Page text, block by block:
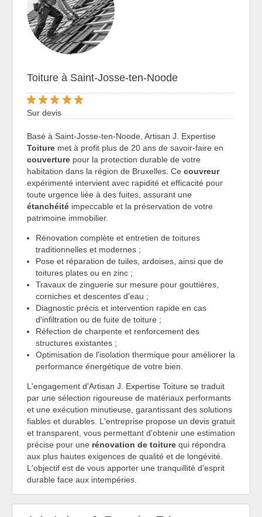
Toiture à Saint-Josse-ten-Noode
Sur devis
Basé à Saint-Josse-ten-Noode, Artisan J. Expertise
Toiture met à profit plus de 20 ans de savoir-faire en
couverture pour la protection durable de votre
habitation dans la région de Bruxelles. Ce couvreur
expérimenté intervient avec rapidité et efficacité pour
toute urgence liée à des fuites, assurant une
étanchéité impeccable et la préservation de votre
patrimoine immobilier.
Rénovation complète et entretien de toitures
traditionnelles et modernes ;
Pose et réparation de tuiles, ardoises, ainsi que de
toitures plates ou en zinc ;
Travaux de zinguerie sur mesure pour gouttières,
corniches et descentes d'eau ;
Diagnostic précis et intervention rapide en cas
d'infiltration ou de fuite de toiture ;
Réfection de charpente et renforcement des
structures existantes ;
Optimisation de l'isolation thermique pour améliorer la
performance énergétique de votre bien.
L'engagement d'Artisan J. Expertise Toiture se traduit
par une sélection rigoureuse de matériaux performants
et une exécution minutieuse, garantissant des solutions
fiables et durables. L'entreprise propose un devis gratuit
et transparent, vous permettant d'obtenir une estimation
précise pour une rénovation de toiture qui répondra
aux plus hautes exigences de qualité et de longévité.
L'objectif est de vous apporter une tranquillité d'esprit
durable face aux intempéries.